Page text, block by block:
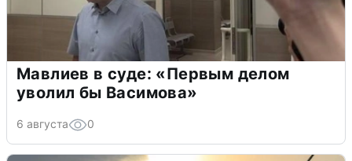
Мавлиев в суде: «Первым делом
уволил бы Васимова»
6 августа 0